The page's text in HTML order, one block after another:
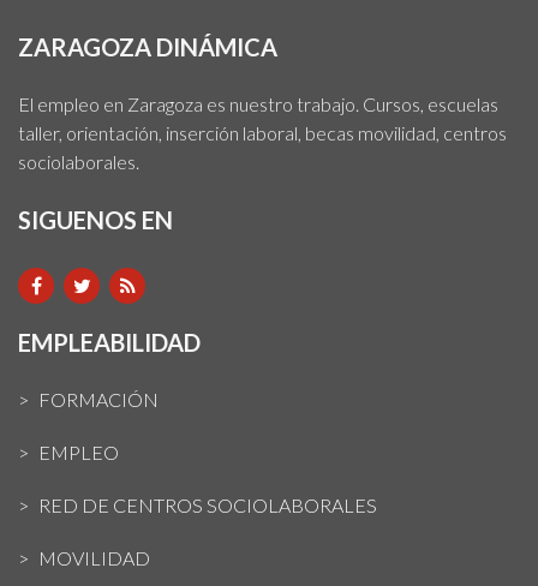
ZARAGOZA DINÁMICA
El empleo en Zaragoza es nuestro trabajo. Cursos, escuelas
taller, orientación, inserción laboral, becas movilidad, centros
sociolaborales.
SIGUENOS EN
EMPLEABILIDAD
FORMACIÓN
EMPLEO
RED DE CENTROS SOCIOLABORALES
MOVILIDAD